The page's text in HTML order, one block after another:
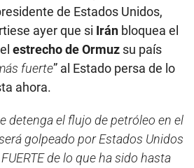
de Estados Unidos,
ayer que si Irán bloquea el
estrecho de Ormuz su país
fuerte” al Estado persa de lo
ahora.
detenga el flujo de petróleo en el
golpeado por Estados Unidos
de lo que ha sido hasta